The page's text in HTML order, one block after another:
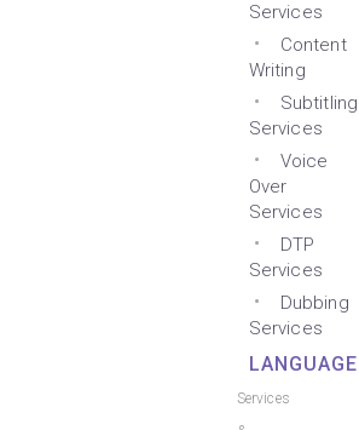
Services
Content
Writing
Subtitling
Services
Voice
Over
Services
DTP
Services
Dubbing
Services
LANGUAGE
Services